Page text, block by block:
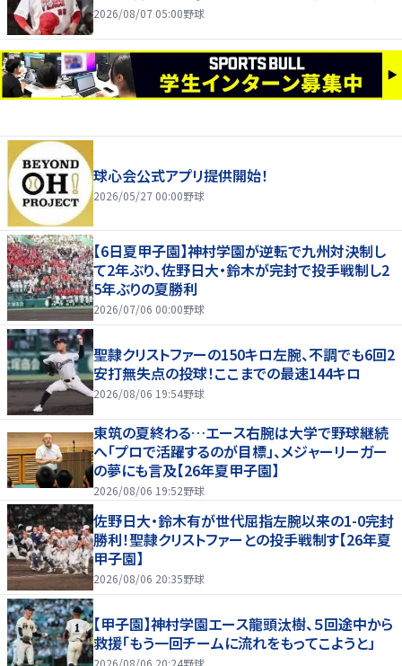
2026/08/07 05:00野球
球心会公式アプリ提供開始！
2026/05/27 00:00野球
【6日夏甲子園】神村学園が逆転で九州対決制し
て2年ぶり、佐野日大・鈴木が完封で投手戦制し2
5年ぶりの夏勝利
2026/07/06 00:00野球
聖隷クリストファーの150キロ左腕、不調でも6回2
安打無失点の投球！ここまでの最速144キロ
2026/08/06 19:54野球
東筑の夏終わる…エース右腕は大学で野球継続
へ「プロで活躍するのが目標」、メジャーリーガー
の夢にも言及【26年夏甲子園】
2026/08/06 19:52野球
佐野日大・鈴木有が世代屈指左腕以来の1-0完封
勝利！聖隷クリストファーとの投手戦制す【26年夏
甲子園】
2026/08/06 20:35野球
【甲子園】神村学園エース龍頭汰樹、５回途中から
救援「もう一回チームに流れをもってこようと」